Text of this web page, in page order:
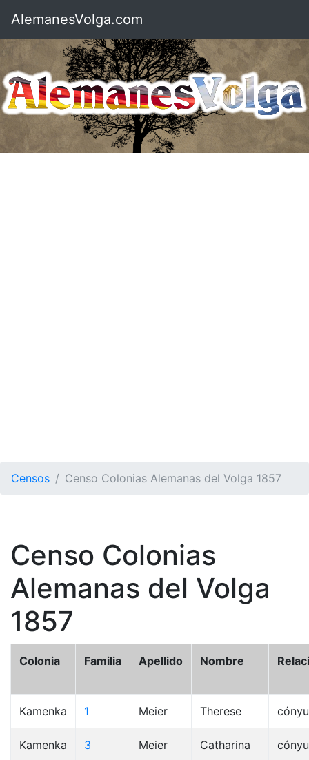
AlemanesVolga.com
Censos Censo Colonias Alemanas del Volga 1857
Censo Colonias
Alemanas del Volga
1857
Colonia Familia Apellido Nombre
Kamenka 1 Meier Therese
Kamenka 3 Meier Catharina